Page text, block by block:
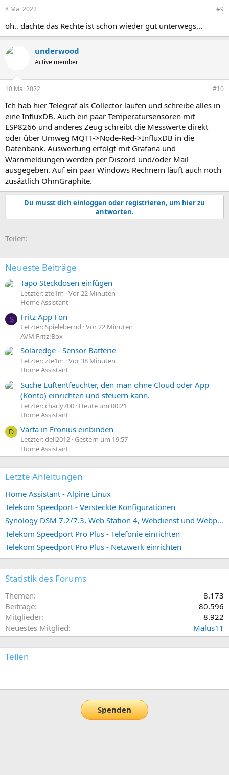
8 Mai 2022 #9
oh.. dachte das Rechte ist schon wieder gut unterwegs...
underwood
Active member
10 Mai 2022 #10
Ich hab hier Telegraf als Collector laufen und schreibe alles in
eine InfluxDB. Auch ein paar Temperatursensoren mit
ESP8266 und anderes Zeug schreibt die Messwerte direkt
oder über Umweg MQTT->Node-Red->InfluxDB in die
Datenbank. Auswertung erfolgt mit Grafana und
Warnmeldungen werden per Discord und/oder Mail
ausgegeben. Auf ein paar Windows Rechnern läuft auch noch
zusäztlich OhmGraphite.
Du musst dich einloggen oder registrieren, um hier zu
antworten.
Teilen:
Neueste Beiträge
Tapo Steckdosen einfügen
Letzter: zte1m Vor 22 Minuten
Home Assistant
S Fritz App Fon
Letzter: Spielebernd Vor 22 Minuten
AVM Fritz!Box
Solaredge - Sensor Batterie
Letzter: zte1m Vor 38 Minuten
Home Assistant
Suche Luftentfeuchter, den man ohne Cloud oder App
(Konto) einrichten und steuern kann.
Letzter: charly700 Heute um 00:21
Home Assistant
D Varta in Fronius einbinden
Letzter: dell2012 Gestern um 19:57
Home Assistant
Letzte Anleitungen
Home Assistant - Alpine Linux
Telekom Speedport - Versteckte Konfigurationen
Synology DSM 7.2/7.3, Web Station 4, Webdienst und Webportal erstellen (ehemals vHost)
Telekom Speedport Pro Plus - Telefonie einrichten
Telekom Speedport Pro Plus - Netzwerk einrichten
Statistik des Forums
Themen
8.173
Beiträge
80.596
Mitglieder
8.922
Neuestes Mitglied
Malus11
Teilen
Spenden